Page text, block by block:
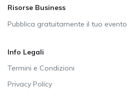
Risorse Business
Pubblica gratuitamente il tuo evento
Info Legali
Termini e Condizioni
Privacy Policy